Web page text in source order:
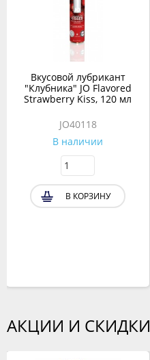
Вкусовой лубрикант
"Клубника" JO Flavored
Strawberry Kiss, 120 мл
JO40118
В наличии
В КОРЗИНУ
АКЦИИ И СКИДКИ